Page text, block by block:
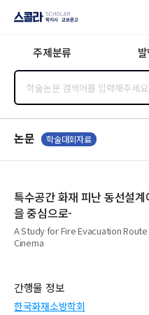
지사·교보문고
주제분류
논문 학술대회자료
특수공간 화재 피난 동선설
을 중심으로-
A Study for Fire Evacuation
Cinema
간행물 정보
한국화재소방학회